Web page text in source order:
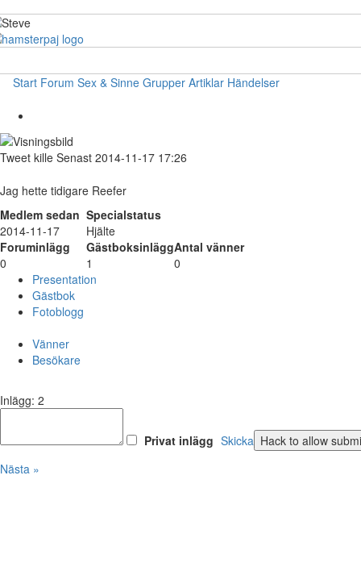
Start Forum Sex & Sinne Grupper Artiklar Händelser
Tweet kille Senast 2014-11-17 17:26
Jag hette tidigare Reefer
Medlem sedan Specialstatus
2014-11-17
Hjälte
Foruminlägg
GästboksinläggAntal vänner
0
1
0
Presentation
Gästbok
Fotoblogg
Vänner
Besökare
Inlägg: 2
Privat inlägg Skicka
Nästa »